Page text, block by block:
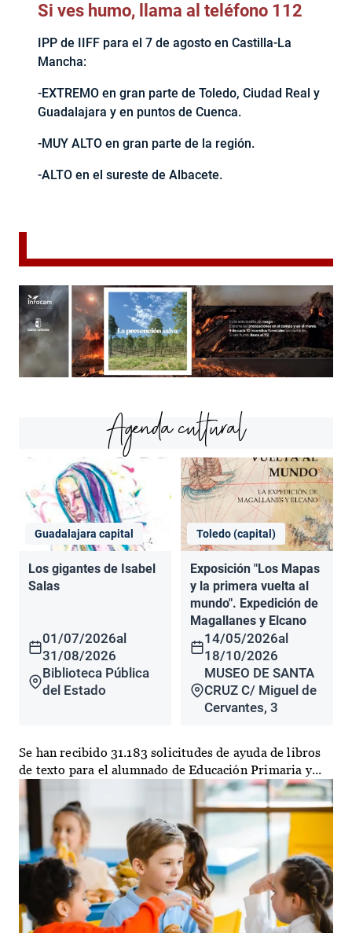
Si ves humo, llama al teléfono 112
IPP de IIFF para el 7 de agosto en Castilla-La
Mancha:
-EXTREMO en gran parte de Toledo, Ciudad Real y
Guadalajara y en puntos de Cuenca.
-MUY ALTO en gran parte de la región.
-ALTO en el sureste de Albacete.
Agenda cultural
Guadalajara capital
Los gigantes de Isabel
Salas
01/07/2026al
31/08/2026
Biblioteca Pública
del Estado
Toledo (capital)
Exposición "Los Mapas
y la primera vuelta al
mundo". Expedición de
Magallanes y Elcano
14/05/2026al
18/10/2026
MUSEO DE SANTA
CRUZ C/ Miguel de
Cervantes, 3
Se han recibido 31.183 solicitudes de ayuda de libros
de texto para el alumnado de Educación Primaria y...